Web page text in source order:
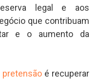
legal e aos
que contribuam
e o aumento da
pretensãoé recuperar